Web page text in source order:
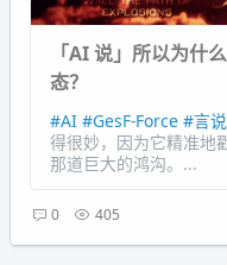
「AI 说」所以为什
态？
#AI #GesF-Force #言说
得很妙，因为它精准地
那道巨大的鸿沟。...
0 405